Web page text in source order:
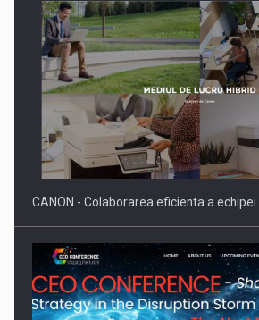
SAPTE PERSONALITATI DIN MEDIUL DE
SI INSTITUTIONAL…
CANON - Colaborarea eficienta a echipei